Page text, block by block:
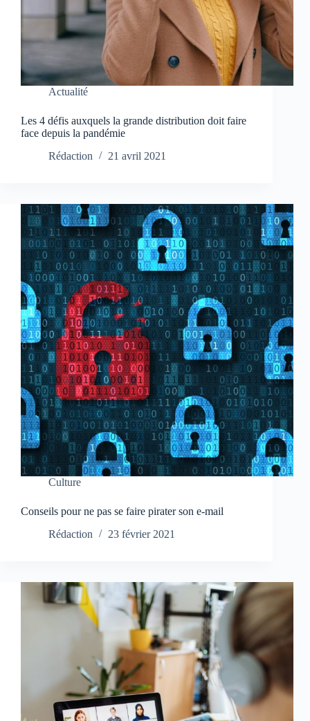
Actualité
Les 4 défis auxquels la grande distribution doit faire
face depuis la pandémie
Rédaction
21 avril 2021
Culture
Conseils pour ne pas se faire pirater son e-mail
Rédaction
23 février 2021